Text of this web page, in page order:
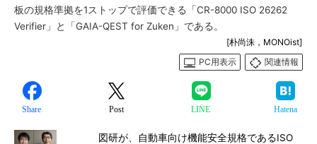
板の規格準拠を1ストップで評価できる「CR-8000 ISO 26262
Verifier」と「GAIA-QEST for Zuken」である。
[朴尚洙，MONOist]
PC用表示
関連情報
Share Post LINE Hatena
図研が、自動車向け機能安全規格であるISO